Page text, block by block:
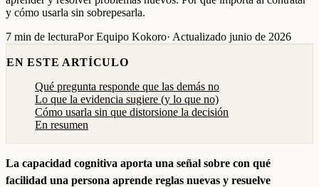
y cómo usarla sin sobrepesarla.
7 min de lecturaPor Equipo Kokoro· Actualizado junio de 2026
EN ESTE ARTÍCULO
Qué pregunta responde que las demás no
Lo que la evidencia sugiere (y lo que no)
Cómo usarla sin que distorsione la decisión
En resumen
La capacidad cognitiva aporta una señal sobre con qué
facilidad una persona aprende reglas nuevas y resuelve